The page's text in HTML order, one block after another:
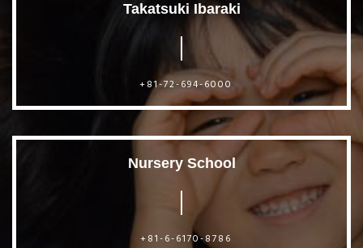
Takatsuki Ibaraki
+81-72-694-6000
Nursery School
+81-6-6170-8786